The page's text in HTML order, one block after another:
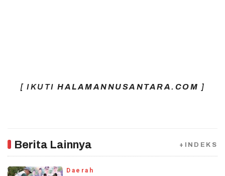
[ IKUTI HALAMANNUSANTARA.COM ]
Berita Lainnya +INDEKS
Daerah